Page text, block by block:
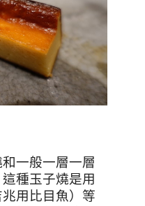
一般一層一層
種玉子燒是用
用比目魚）等